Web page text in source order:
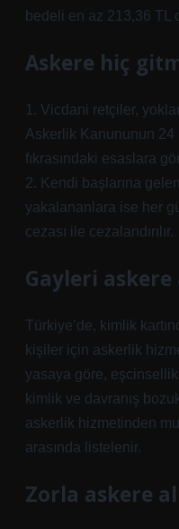
bedeli en az 213,36 TL
Askere hiç
1. Vicdani retçiler,
Askerlik Kanununun
fıkrasındaki esaslara
2. Kendi başlarına
yakalananlara ise her
cezası ile cezalandırılır.
Gayleri askere
Türkiye’de, kimlik
kişiler için askerlik
yasaya göre,
kimlik ve davranış
askerlik hizmetinden
arasında listelenir.
Zorla askere